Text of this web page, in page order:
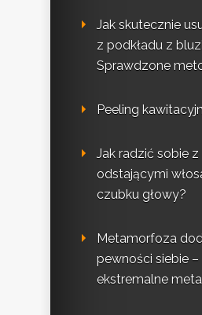
Jak skutecznie
z podkładu z
Sprawdzone
Peeling
Jak radzić sobie z
odstającymi
czubku głowy?
Metamorfoza
pewności siebie –
ekstremalne